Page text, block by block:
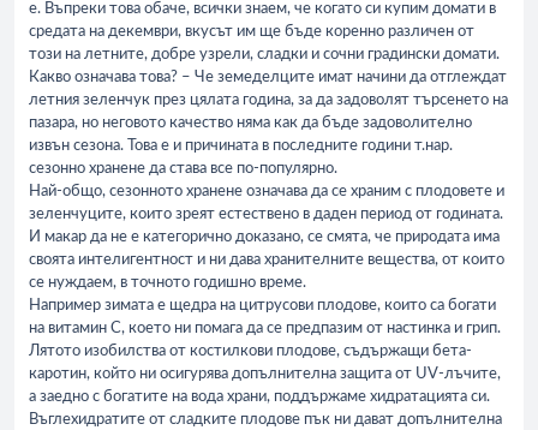
е. Въпреки това обаче, всички знаем, че когато си купим домати в
средата на декември, вкусът им ще бъде коренно различен от
този на летните, добре узрели, сладки и сочни градински домати.
Какво означава това? – Че земеделците имат начини да отглеждат
летния зеленчук през цялата година, за да задоволят търсенето на
пазара, но неговото качество няма как да бъде задоволително
извън сезона. Това е и причината в последните години т.нар.
сезонно хранене да става все по-популярно.
Най-общо, сезонното хранене означава да се храним с плодовете и
зеленчуците, които зреят естествено в даден период от годината.
И макар да не е категорично доказано, се смята, че природата има
своята интелигентност и ни дава хранителните вещества, от които
се нуждаем, в точното годишно време.
Например зимата е щедра на цитрусови плодове, които са богати
на витамин С, което ни помага да се предпазим от настинка и грип.
Лятото изобилства от костилкови плодове, съдържащи бета-
каротин, който ни осигурява допълнителна защита от UV-лъчите,
а заедно с богатите на вода храни, поддържаме хидратацията си.
Въглехидратите от сладките плодове пък ни дават допълнителна